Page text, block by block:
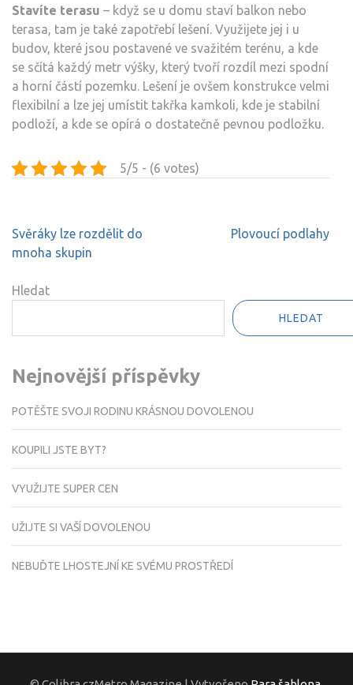
Stavíte terasu – když se u domu staví balkon nebo
terasa, tam je také zapotřebí lešení. Využijete jej i u
budov, které jsou postavené ve svažitém terénu, a kde
se sčítá každý metr výšky, který tvoří rozdíl mezi spodní
a horní částí pozemku. Lešení je ovšem konstrukce velmi
flexibilní a lze jej umístit takřka kamkoli, kde je stabilní
podloží, a kde se opírá o dostatečně pevnou podložku.
5/5 - (6 votes)
Navigace
pro
Svěráky lze rozdělit do
mnoha skupin
Plovoucí podlahy
Hledat
HLEDAT
Nejnovější příspěvky
POTĚŠTE SVOJI RODINU KRÁSNOU DOVOLENOU
KOUPILI JSTE BYT?
VYUŽIJTE SUPER CEN
UŽIJTE SI VAŠÍ DOVOLENOU
NEBUĎTE LHOSTEJNÍ KE SVÉMU PROSTŘEDÍ